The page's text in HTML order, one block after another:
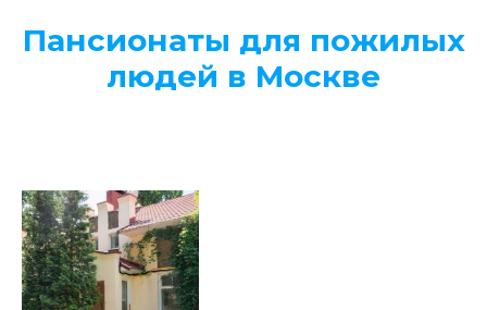
Пансионаты для пожилых
людей в Москве